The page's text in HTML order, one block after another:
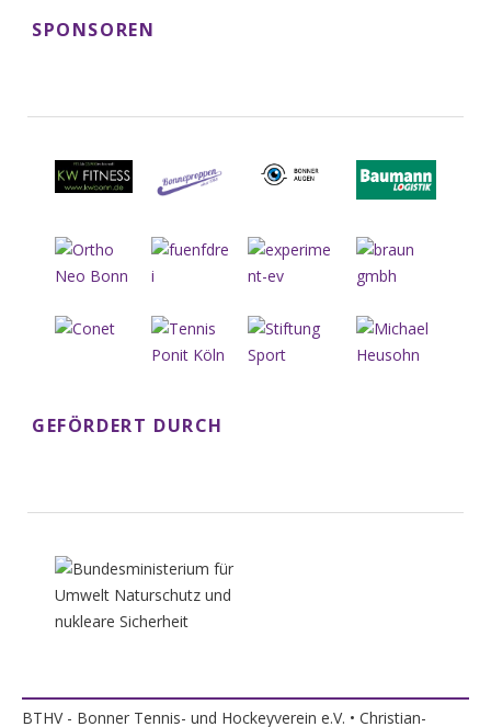
SPONSOREN
GEFÖRDERT DURCH
BTHV - Bonner Tennis- und Hockeyverein e.V. • Christian-